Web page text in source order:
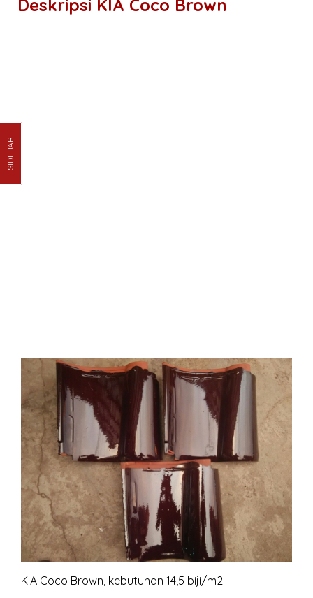
Deskripsi KIA Coco Brown
KIA Coco Brown, kebutuhan 14,5 biji/m2
SIDEBAR